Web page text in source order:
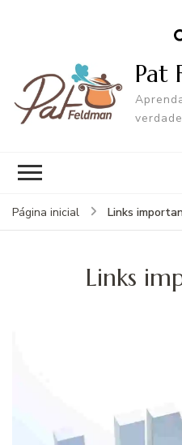
Pat
Página inicial Links
Links